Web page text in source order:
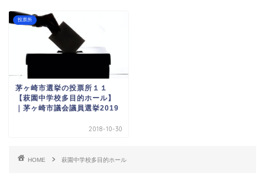
投票所
茅ヶ崎市選挙の投票所１１
【萩園中学校多目的ホール】
｜茅ヶ崎市議会議員選挙2019
2018-10-30
HOME 萩園中学校多目的ホール